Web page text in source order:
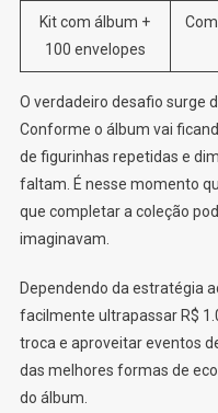
Kit com álbum +
100 envelopes
O verdadeiro desafio surge
Conforme o álbum vai
de figurinhas repetidas e
faltam. É nesse momento
que completar a coleção
imaginavam.
Dependendo da estratégia
facilmente ultrapassar R$
troca e aproveitar eventos
das melhores formas de
do álbum.